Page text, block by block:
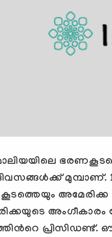
മുമ്പാണ്.
അമേരിക്ക
പ്രിസിഡണ്ട്.